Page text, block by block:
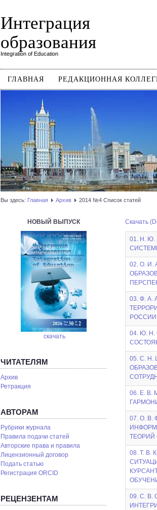
Интеграция
образования
Integration of Education
ГЛАВНАЯ РЕДАКЦИОННАЯ
Вы здесь: Главная Архив 2014 №4 Список статей
НОВЫЙ ВЫПУСК
скачать
ЧИТАТЕЛЯМ
Архив
Ретракция
АВТОРАМ
Рубрики журнала
Правила подачи статей
Авторские права и правила
Лицензионный договор
Подать статью
Регистрация ORCID
РЕЦЕНЗЕНТАМ
Скачать
01. Н.
02. О. И.
03. Ф. А.
РОССИИ
04. Ю.
05. С. Н.
06. Е. В.
07. О.
ТЕОРИЙ
08. Т.
09. С. В.